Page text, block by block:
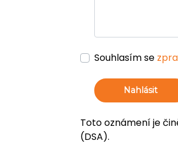
Souhlasím se
Nahlásit
Toto oznámení je
(DSA).